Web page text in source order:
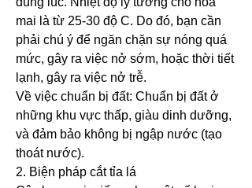
mai là từ 25-30 độ C. Do đó, bạn cần
phải chú ý để ngăn chặn sự nóng quá
mức, gây ra việc nở sớm, hoặc thời tiết
lạnh, gây ra việc nở trễ.
Về việc chuẩn bị đất: Chuẩn bị đất ở
những khu vực thấp, giàu dinh dưỡng,
và đảm bảo không bị ngập nước (tạo
thoát nước).
2. Biện pháp cắt tỉa lá